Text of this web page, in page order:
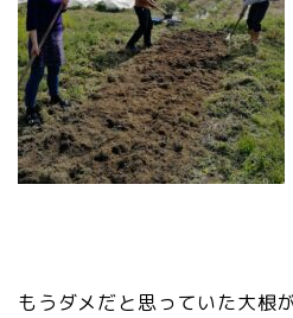
もうダメだと思っていた大根